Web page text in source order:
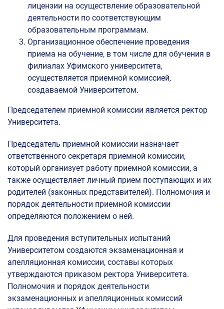
лицензии на осуществление образовательной
деятельности по соответствующим
образовательным программам.
Организационное обеспечение проведения
приема на обучение, в том числе для обучения в
филиалах Уфимского университета,
осуществляется приемной комиссией,
создаваемой Университетом.
Председателем приемной комиссии является ректор
Университета.
Председатель приемной комиссии назначает
ответственного секретаря приемной комиссии,
который организует работу приемной комиссии, а
также осуществляет личный прием поступающих и их
родителей (законных представителей). Полномочия и
порядок деятельности приемной комиссии
определяются положением о ней.
Для проведения вступительных испытаний
Университетом создаются экзаменационная и
апелляционная комиссии, составы которых
утверждаются приказом ректора Университета.
Полномочия и порядок деятельности
экзаменационных и апелляционных комиссий